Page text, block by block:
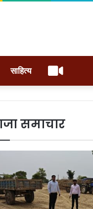
साहित्य वीडियो
समाचार